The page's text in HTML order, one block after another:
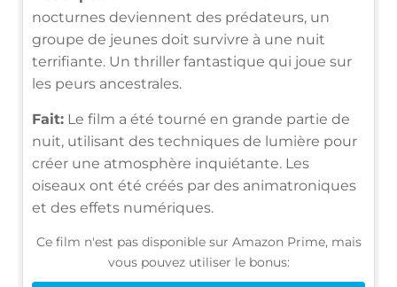
nocturnes deviennent des prédateurs, un
groupe de jeunes doit survivre à une nuit
terrifiante. Un thriller fantastique qui joue sur
les peurs ancestrales.
Fait: Le film a été tourné en grande partie de
nuit, utilisant des techniques de lumière pour
créer une atmosphère inquiétante. Les
oiseaux ont été créés par des animatroniques
et des effets numériques.
Ce film n'est pas disponible sur Amazon Prime, mais
vous pouvez utiliser le bonus: